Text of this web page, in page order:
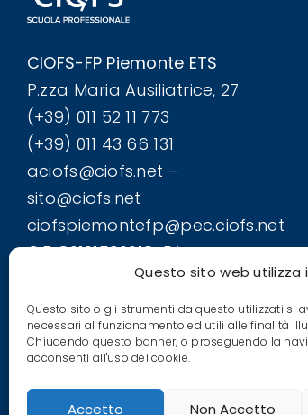
Questo sito web utilizza
Questo sito o gli strumenti da questo utilizzati si
necessari al funzionamento ed utili alle finalità
Chiudendo questo banner, o proseguendo la
acconsenti all'uso dei cookie.
Accetto Non Accetto
CIOFS-FP Piemonte ETS
P.zza Maria Ausiliatrice, 27
(+39) 011 52 11 773
(+39) 011 43 66 131
aciofs@ciofs.net –
sito@ciofs.net
ciofspiemontefp@pec.ciofs.net
C.F. 80101590018-P.I.
Iscrizione REA: TO-1064924